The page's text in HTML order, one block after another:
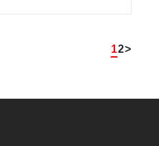
12>